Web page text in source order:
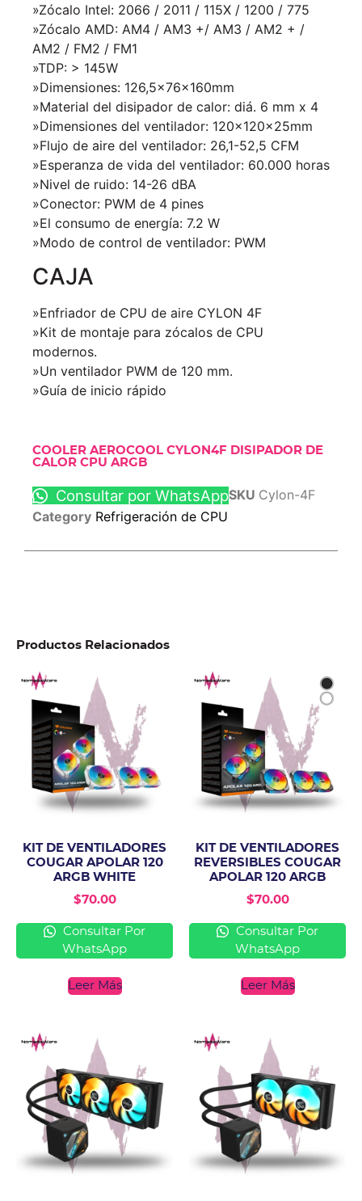
»Zócalo Intel: 2066 / 2011 / 115X / 1200 / 775
»Zócalo AMD: AM4 / AM3 +/ AM3 / AM2 + /
AM2 / FM2 / FM1
»TDP: > 145W
»Dimensiones: 126,5x76x160mm
»Material del disipador de calor: diá. 6 mm x 4
»Dimensiones del ventilador: 120x120x25mm
»Flujo de aire del ventilador: 26,1-52,5 CFM
»Esperanza de vida del ventilador: 60.000 horas
»Nivel de ruido: 14-26 dBA
»Conector: PWM de 4 pines
»El consumo de energía: 7.2 W
»Modo de control de ventilador: PWM
CAJA
»Enfriador de CPU de aire CYLON 4F
»Kit de montaje para zócalos de CPU
modernos.
»Un ventilador PWM de 120 mm.
»Guía de inicio rápido
COOLER AEROCOOL CYLON4F DISIPADOR DE
CALOR CPU ARGB
Consultar por WhatsAppSKU Cylon-4F
Category Refrigeración de CPU
Productos Relacionados
KIT DE VENTILADORES
COUGAR APOLAR 120
ARGB WHITE
$70.00
Consultar Por
WhatsApp
Leer Más
KIT DE VENTILADORES
REVERSIBLES COUGAR
APOLAR 120 ARGB
$70.00
Consultar Por
WhatsApp
Leer Más